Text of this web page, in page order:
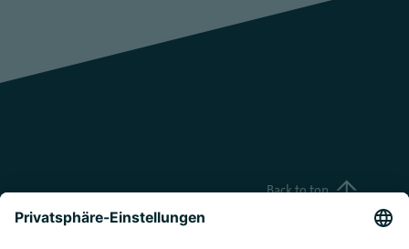
Back to top